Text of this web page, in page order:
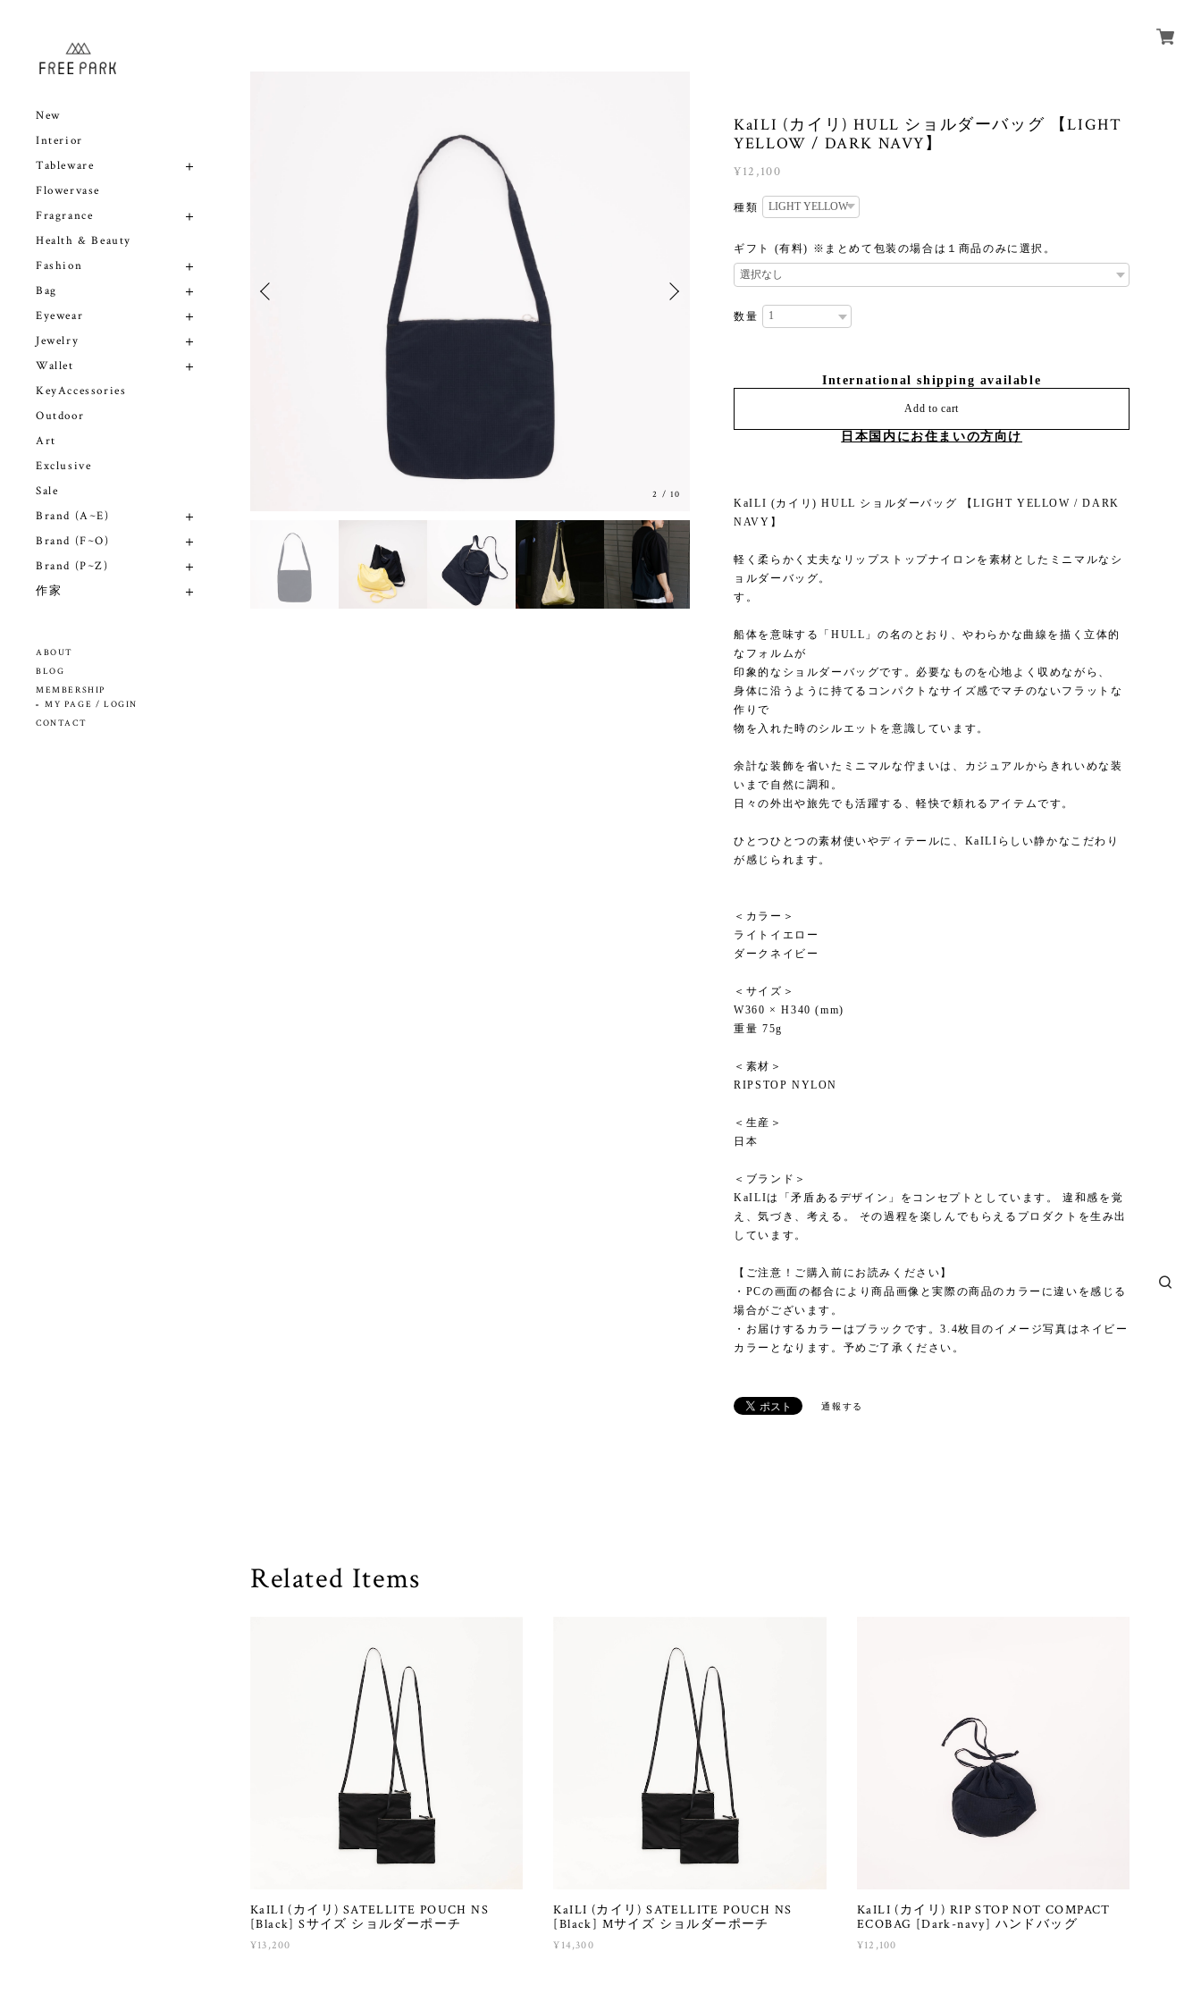
New
Interior
Tableware
Flowervase
Fragrance
Health & Beauty
Fashion
Bag
Eyewear
Jewelry
Wallet
KeyAccessories
Outdoor
Art
Exclusive
Sale
Brand (A~E)
Brand (F~O)
Brand (P~Z)
作家
ABOUT
BLOG
MEMBERSHIP
MY PAGE / LOGIN
CONTACT
2 / 10
KaILI (カイリ) HULL ショルダーバッグ 【LIGHT
YELLOW / DARK NAVY】
¥12,100
種類
ギフト (有料) ※まとめて包装の場合は１商品のみに選択。
数量
International shipping available
Add to cart
日本国内にお住まいの方向け
KaILI (カイリ) HULL ショルダーバッグ 【LIGHT YELLOW / DARK
NAVY】
軽く柔らかく丈夫なリップストップナイロンを素材としたミニマルなシ
ョルダーバッグ。
す。
船体を意味する「HULL」の名のとおり、やわらかな曲線を描く立体的
なフォルムが
印象的なショルダーバッグです。必要なものを心地よく収めながら、
身体に沿うように持てるコンパクトなサイズ感でマチのないフラットな
作りで
物を入れた時のシルエットを意識しています。
余計な装飾を省いたミニマルな佇まいは、カジュアルからきれいめな装
いまで自然に調和。
日々の外出や旅先でも活躍する、軽快で頼れるアイテムです。
ひとつひとつの素材使いやディテールに、KaILIらしい静かなこだわり
が感じられます。
＜カラー＞
ライトイエロー
ダークネイビー
＜サイズ＞
W360 × H340 (mm)
重量 75g
＜素材＞
RIPSTOP NYLON
＜生産＞
日本
＜ブランド＞
KaILIは「矛盾あるデザイン」をコンセプトとしています。 違和感を覚
え、気づき、考える。 その過程を楽しんでもらえるプロダクトを生み出
しています。
【ご注意！ご購入前にお読みください】
・PCの画面の都合により商品画像と実際の商品のカラーに違いを感じる
場合がございます。
・お届けするカラーはブラックです。3.4枚目のイメージ写真はネイビー
カラーとなります。予めご了承ください。
通報する
Related Items
KaILI (カイリ) SATELLITE POUCH NS
[Black] Sサイズ ショルダーポーチ
¥13,200
KaILI (カイリ) SATELLITE POUCH NS
[Black] Mサイズ ショルダーポーチ
¥14,300
KaILI (カイリ) RIP STOP NOT COMPACT
ECOBAG [Dark-navy] ハンドバッグ
¥12,100